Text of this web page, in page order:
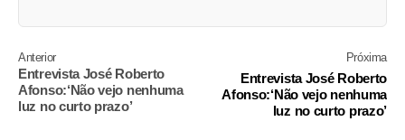
Anterior
Entrevista José Roberto
Afonso:‘Não vejo nenhuma
luz no curto prazo’
Próxima
Entrevista José Roberto
Afonso:‘Não vejo nenhuma
luz no curto prazo’